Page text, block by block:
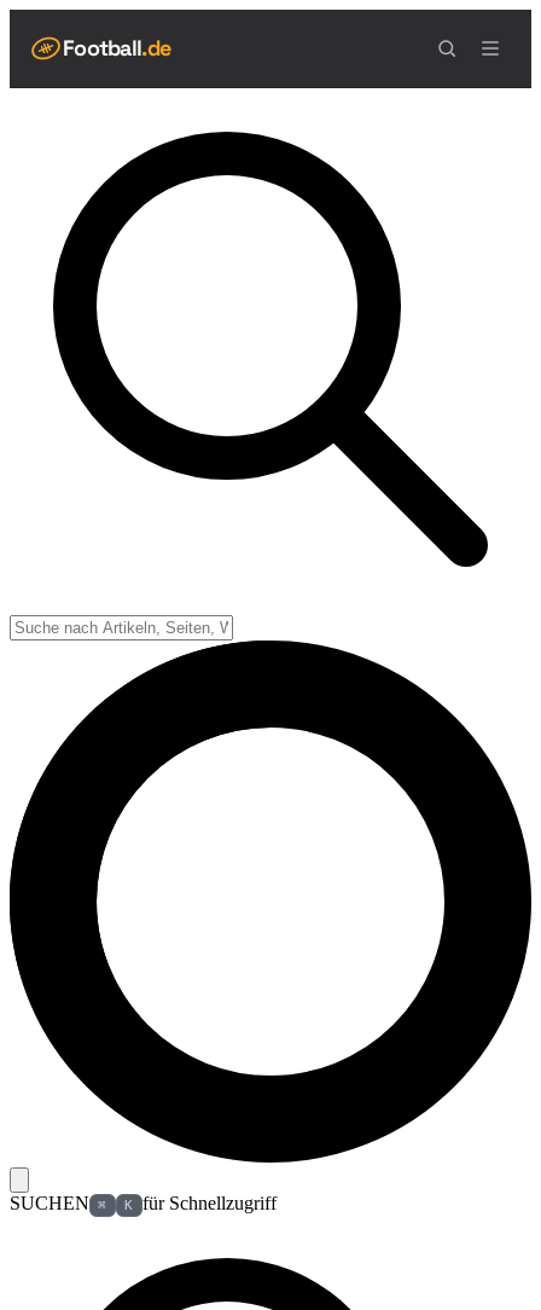
Football.de
Live Scores
Spielplan
Teams
Tabelle
Football Regeln
Punkte & Scoring
Strafen & Fouls
Schiedsrichter
Football Lexikon
SUCHEN ⌘ K für Schnellzugriff